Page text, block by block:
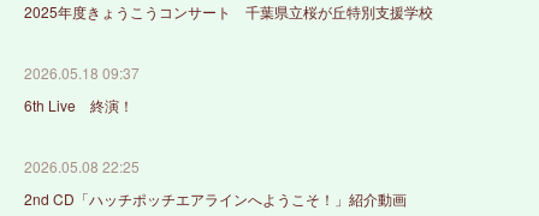
2025年度きょうこうコンサート 千葉県立桜が丘特別支援学校
2026.05.18 09:37
6th Live 終演！
2026.05.08 22:25
2nd CD「ハッチポッチエアラインへようこそ！」紹介動画